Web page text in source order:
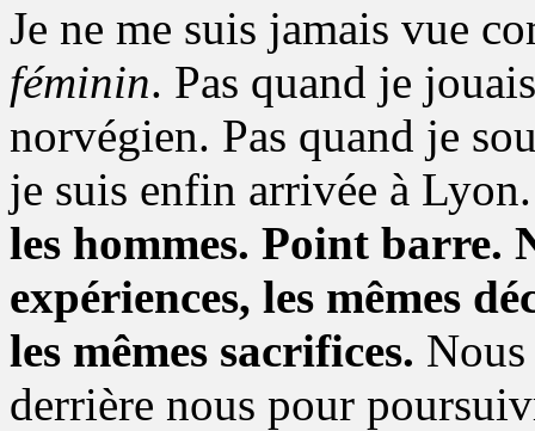
Je ne me suis jamais vue
féminin. Pas quand je
norvégien. Pas quand je
je suis enfin arrivée à Lyon.
les hommes. Point barre.
expériences, les mêmes
les mêmes sacrifices.
derrière nous pour